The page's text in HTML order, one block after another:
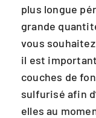
plus longue
grande
vous
il est
couches de
sulfurisé afin
elles au